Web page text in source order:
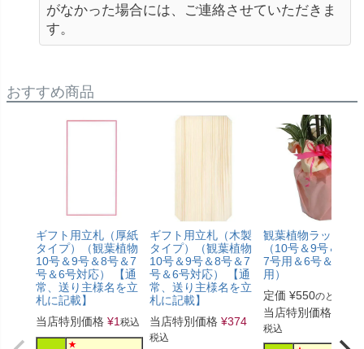
がなかった場合には、ご連絡させていただきま
す。
おすすめ商品
ギフト用立札（厚紙
タイプ）（観葉植物
10号＆9号＆8号＆7
号＆6号対応） 【通
常、送り主様名を立
札に記載】
当店特別価格 ¥1 税込
ギフト用立札（木製
タイプ）（観葉植物
10号＆9号＆8号＆7
号＆6号対応） 【通
常、送り主様名を立
札に記載】
当店特別価格 ¥374
税込
観葉植物ラッピン
（10号＆9号＆8号
7号用＆6号＆5号
用）
定価 ¥550のところ
当店特別価格
税込